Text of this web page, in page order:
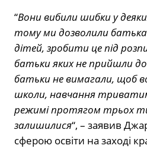
“Вони вибили шибки у
тому ми дозволили
дітей, зробити це під
батьки яких не прийшли
батьки не вимагали, щоб
школи, навчання
режимі протягом трьох
залишилися“, – заявив
сферою освіти на заході